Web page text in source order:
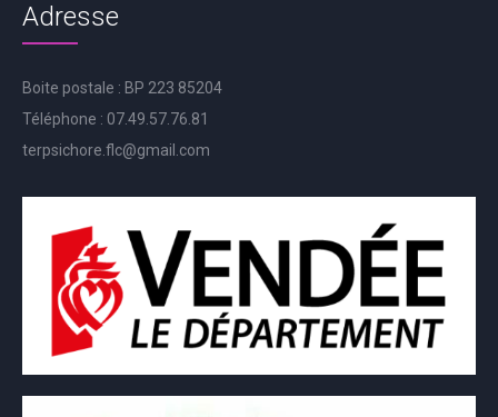
Adresse
Boite postale : BP 223 85204
Téléphone : 07.49.57.76.81
terpsichore.flc@gmail.com